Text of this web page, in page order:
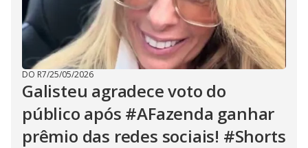
DO R7/25/05/2026
Galisteu agradece voto do
público após #AFazenda ganhar
prêmio das redes sociais! #Shorts